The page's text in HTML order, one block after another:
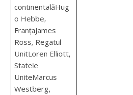
continentalăHug
o Hebbe,
FranțaJames
Ross, Regatul
UnitLoren Elliott,
Statele
UniteMarcus
Westberg,